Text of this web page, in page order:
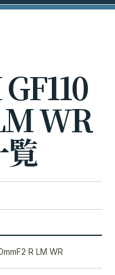
GF110
MWR
覧
R LM WR